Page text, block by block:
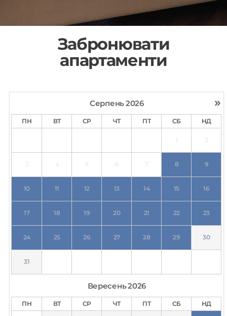
Забронювати
апартаменти
»
Серпень2026
ПН ВТ СР ЧТ ПТ СБ НД
1 2
3 4 5 6 7 8 9
10 11 12 13 14 15 16
17 18 19 20 21 22 23
24 25 26 27 28 29 30
31
Вересень2026
ПН ВТ СР ЧТ ПТ СБ НД